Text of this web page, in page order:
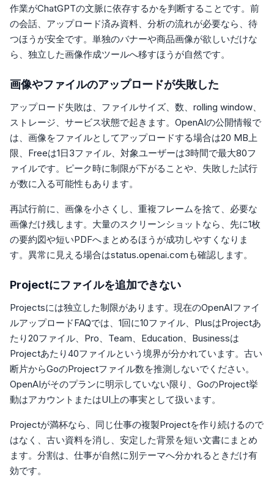
作業がChatGPTの文脈に依存するかを判断することです。前
の会話、アップロード済み資料、分析の流れが必要なら、待
つほうが安全です。単独のバナーや商品画像が欲しいだけな
ら、独立した画像作成ツールへ移すほうが自然です。
画像やファイルのアップロードが失敗した
アップロード失敗は、ファイルサイズ、数、rolling window、
ストレージ、サービス状態で起きます。OpenAIの公開情報で
は、画像をファイルとしてアップロードする場合は20 MB上
限、Freeは1日3ファイル、対象ユーザーは3時間で最大80フ
ァイルです。ピーク時に制限が下がることや、失敗した試行
が数に入る可能性もあります。
再試行前に、画像を小さくし、重複フレームを捨て、必要な
画像だけ残します。大量のスクリーンショットなら、先に1枚
の要約図や短いPDFへまとめるほうが成功しやすくなりま
す。異常に見える場合はstatus.openai.comも確認します。
Projectにファイルを追加できない
Projectsには独立した制限があります。現在のOpenAIファイ
ルアップロードFAQでは、1回に10ファイル、PlusはProjectあ
たり20ファイル、Pro、Team、Education、Businessは
Projectあたり40ファイルという境界が分かれています。古い
断片からGoのProjectファイル数を推測しないでください。
OpenAIがそのプランに明示していない限り、GoのProject挙
動はアカウントまたはUI上の事実として扱います。
Projectが満杯なら、同じ仕事の複製Projectを作り続けるので
はなく、古い資料を消し、安定した背景を短い文書にまとめ
ます。分割は、仕事が自然に別テーマへ分かれるときだけ有
効です。